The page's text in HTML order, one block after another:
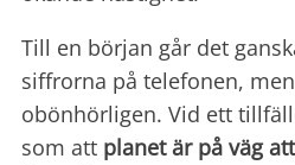
Till en början går det
siffrorna på telefonen,
obönhörligen. Vid ett
som att planet är på väg